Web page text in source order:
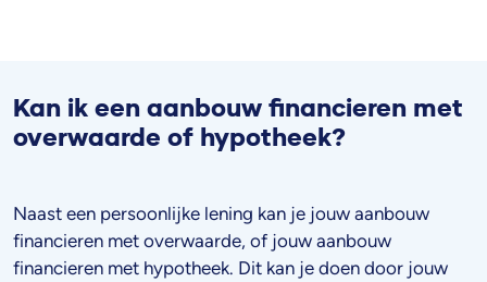
Kan ik een aanbouw financieren met
overwaarde of hypotheek?
Naast een persoonlijke lening kan je jouw aanbouw
financieren met overwaarde, of jouw aanbouw
financieren met hypotheek. Dit kan je doen door jouw